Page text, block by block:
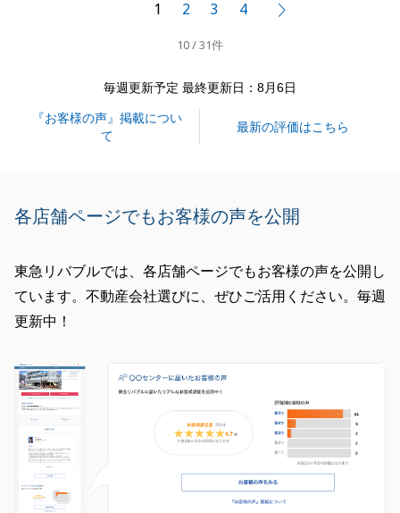
1 2 3 4
10 / 31件
毎週更新予定 最終更新日：8月6日
『お客様の声』掲載につい
て
最新の評価はこちら
各店舗ページでもお客様の声を公開
東急リバブルでは、各店舗ページでもお客様の声を公開し
ています。不動産会社選びに、ぜひご活用ください。毎週
更新中！